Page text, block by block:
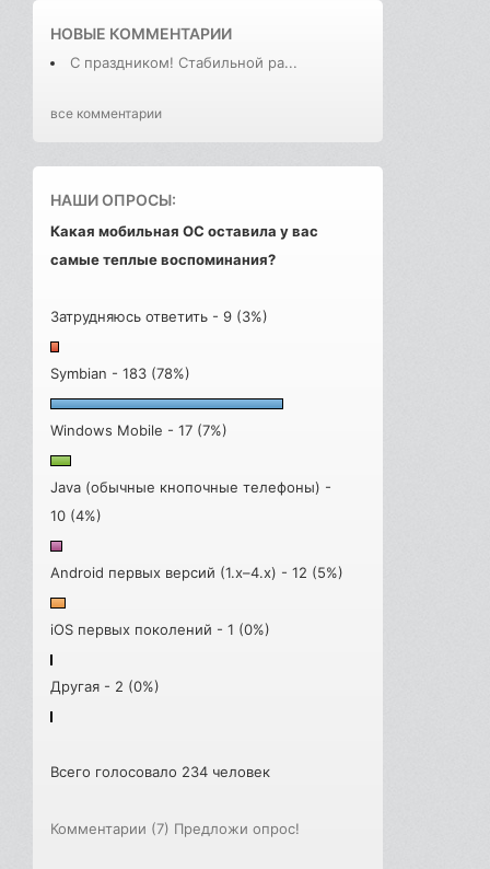
НОВЫЕ КОММЕНТАРИИ
С праздником! Стабильной ра...
все комментарии
НАШИ ОПРОСЫ:
Какая мобильная ОС оставила у вас
самые теплые воспоминания?
Затрудняюсь ответить - 9 (3%)
Symbian - 183 (78%)
Windows Mobile - 17 (7%)
Java (обычные кнопочные телефоны) -
10 (4%)
Android первых версий (1.x–4.x) - 12 (5%)
iOS первых поколений - 1 (0%)
Другая - 2 (0%)
Всего голосовало 234 человек
Комментарии (7) Предложи опрос!